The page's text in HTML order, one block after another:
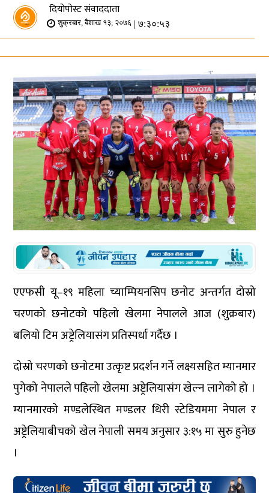
दियोपोस्ट संवाददाता
शुक्रबार, बैशाख १३, २०७६ | ७:३०:५३
एएफसी यू–१९ महिला च्याम्पियनसिप छनोट अन्तर्गत दोस्रो
चरणको छनोटको पहिलो खेलमा नेपालले आज (शुक्रबार)
बलियो टिम अष्ट्रेलियासंग प्रतिस्पर्धा गर्दैछ ।
दोस्रो चरणको छनोटमा उत्कृष्ट प्रदर्शन गर्ने लक्ष्यसहित म्यानमार
पुगेको नेपालले पहिलो खेलमा अष्ट्रेलियासंग खेल्न लागेको हो ।
म्यानमारको मण्डलेस्थित मण्डलर थिरी स्टेडियममा नेपाल र
अष्ट्रेलियाबीचको खेल नेपाली समय अनुसार ३:१५ मा सुरु हुनेछ
।